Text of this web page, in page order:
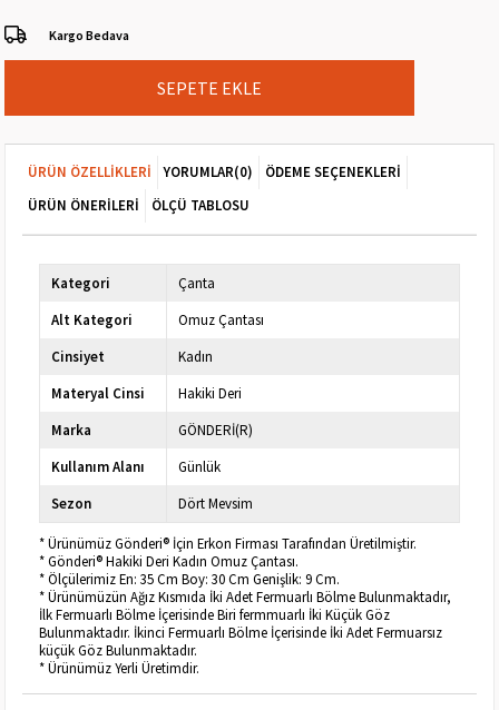
Kargo Bedava
ÜRÜN ÖZELLIKLERI YORUMLAR(0)
ÖDEME SEÇENEKLERI
ÜRÜN ÖNERILERI
ÖLÇÜ TABLOSU
Kategori
Çanta
Alt Kategori
Omuz Çantası
Cinsiyet
Kadın
Materyal Cinsi
Hakiki Deri
Marka
GÖNDERİ(R)
Kullanım Alanı
Günlük
Sezon
Dört Mevsim
* Ürünümüz Gönderi® İçin Erkon Firması Tarafından Üretilmiştir.
* Gönderi® Hakiki Deri Kadın Omuz Çantası.
* Ölçülerimiz En: 35 Cm Boy: 30 Cm Genişlik: 9 Cm.
* Ürünümüzün Ağız Kısmıda İki Adet Fermuarlı Bölme Bulunmaktadır,
İlk Fermuarlı Bölme İçerisinde Biri fermmuarlı İki Küçük Göz
Bulunmaktadır. İkinci Fermuarlı Bölme İçerisinde İki Adet Fermuarsız
küçük Göz Bulunmaktadır.
* Ürünümüz Yerli Üretimdir.